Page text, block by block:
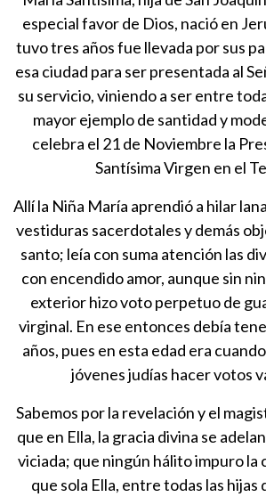
especial favor de Dios, nació en
tuvo tres años fue llevada por sus
esa ciudad para ser presentada al
su servicio, viniendo a ser entre
mayor ejemplo de santidad y
celebra el 21 de Noviembre la
Santísima Virgen en el
Allí la Niña María aprendió a hilar
vestiduras sacerdotales y demás
santo; leía con suma atención las
con encendido amor, aunque sin
exterior hizo voto perpetuo de
virginal. En ese entonces debía
años, pues en esta edad era
jóvenes judías hacer votos
Sabemos por la revelación y el
que en Ella, la gracia divina se
viciada; que ningún hálito impuro la
que sola Ella, entre todas las hijas